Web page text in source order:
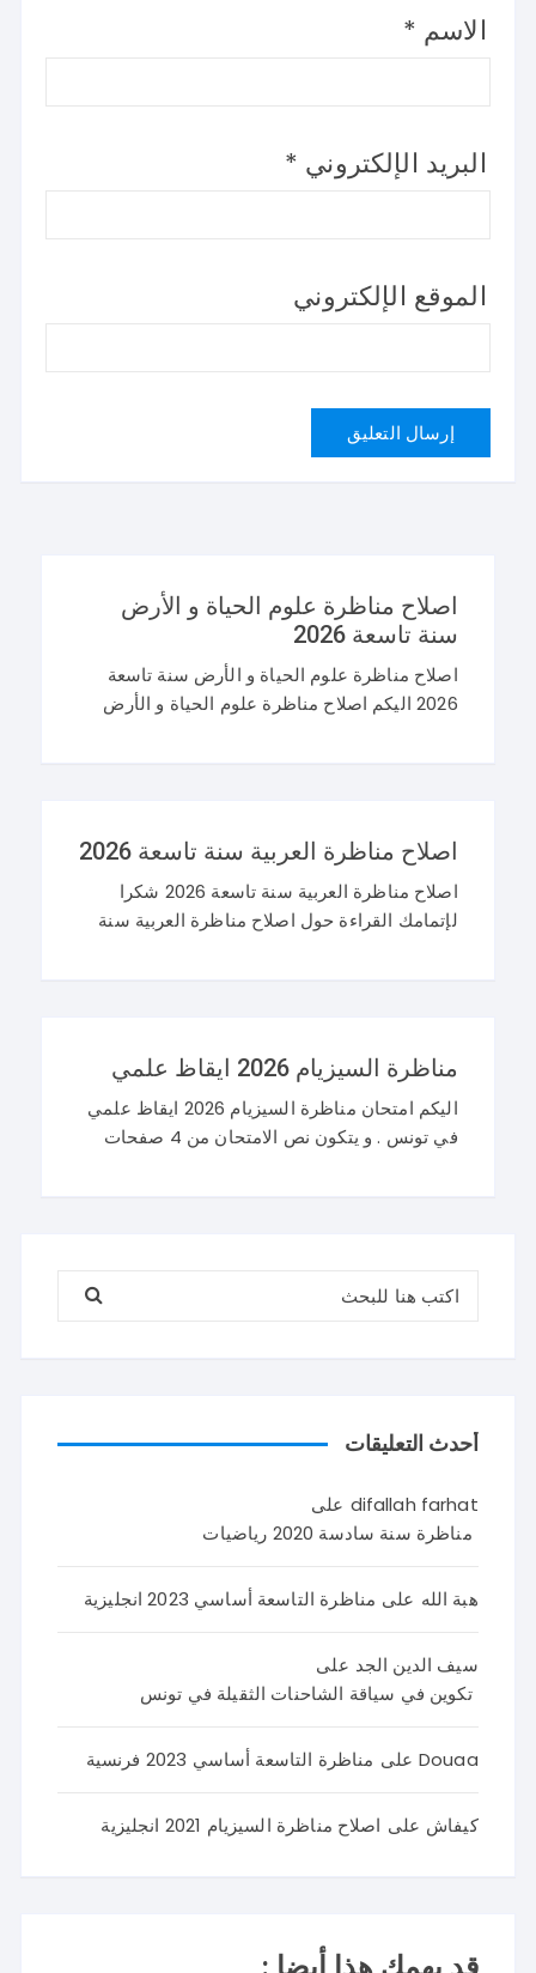
الاسم *
البريد الإلكتروني *
الموقع الإلكتروني
اصلاح مناظرة علوم الحياة و الأرض
سنة تاسعة 2026
اصلاح مناظرة علوم الحياة و الأرض سنة تاسعة
2026 اليكم اصلاح مناظرة علوم الحياة و الأرض
اصلاح مناظرة العربية سنة تاسعة 2026
اصلاح مناظرة العربية سنة تاسعة 2026 شكرا
لإتمامك القراءة حول اصلاح مناظرة العربية سنة
مناظرة السيزيام 2026 ايقاظ علمي
اليكم امتحان مناظرة السيزيام 2026 ايقاظ علمي
في تونس . و يتكون نص الامتحان من 4 صفحات
البحث عن:
أحدث التعليقات
difallah farhat على
مناظرة سنة سادسة 2020 رياضيات
هبة الله على مناظرة التاسعة أساسي 2023 انجليزية
سيف الدين الجد على
تكوين في سياقة الشاحنات الثقيلة في تونس
Douaa على مناظرة التاسعة أساسي 2023 فرنسية
كيفاش على اصلاح مناظرة السيزيام 2021 انجليزية